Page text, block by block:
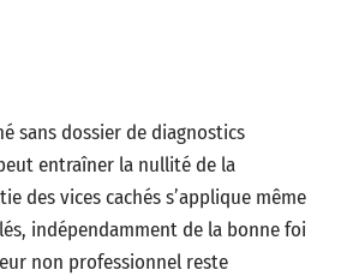
sans dossier de diagnostics
entraîner la nullité de la
des vices cachés s’applique même
indépendamment de la bonne foi
non professionnel reste